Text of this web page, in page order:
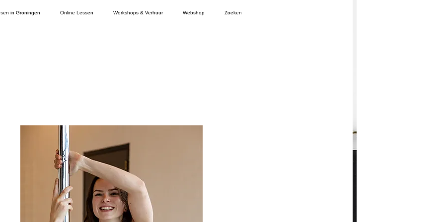
in Groningen Online Lessen Workshops & Verhuur Webshop Zoeken